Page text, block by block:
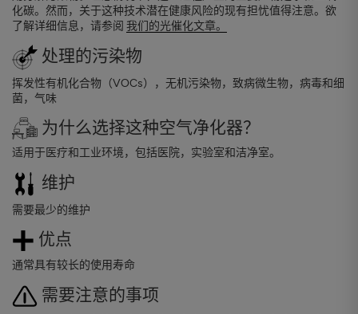
化碳。然而，关于这种技术潜在健康风险的现有担忧值得注意。欲
了解详细信息，请参阅 我们的光催化文章。
处理的污染物
挥发性有机化合物（VOCs），无机污染物，致病微生物，病毒和细
菌，气味
为什么选择这种空气净化器？
适用于医疗和工业环境，包括医院，实验室和洁净室。
维护
需要最少的维护
优点
通常具有较长的使用寿命
需要注意的事项